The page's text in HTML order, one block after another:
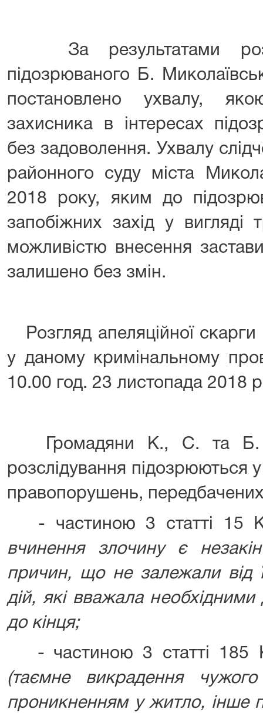
За результатами
підозрюваного Б.
постановлено ухвалу,
захисника в інтересах
без задоволення. Ухвалу
районного суду міста
2018 року, яким до
запобіжних захід у
можливістю внесення
залишено без змін.
Розгляд апеляційної
у даному кримінальному
10.00 год. 23 листопада 2018
Громадяни К., С. та Б.
розслідування підозрюються
правопорушень,
- частиною 3 статті 15
вчинення злочину є
причин, що не залежали від
дій, які вважала
до кінця;
- частиною 3 статті
(таємне викрадення
проникненням у житло, інше